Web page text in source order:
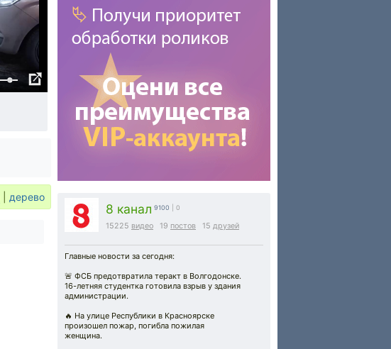
8 канал 9100 | 0
15225 видео 19 постов 15 друзей
Главные новости за сегодня:
🚨 ФСБ предотвратила теракт в Волгодонске.
16-летняя студентка готовила взрыв у здания
администрации.
🔥 На улице Республики в Красноярске
произошел пожар, погибла пожилая
женщина.
дерево